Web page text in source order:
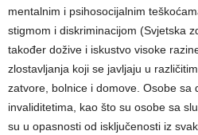
mentalnim i psihosocijalnim
stigmom i diskriminacijom (Svjetska
također dožive i iskustvo visoke
zlostavljanja koji se javljaju u
zatvore, bolnice i domove. Osobe sa
invaliditetima, kao što su osobe sa
su u opasnosti od isključenosti iz